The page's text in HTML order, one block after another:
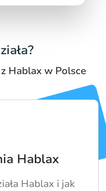
Hablax w Polsce
Hablax
Hablax i jak